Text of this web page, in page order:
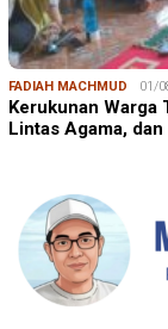
FADIAH MACHMUD 01/
Kerukunan Warga
Lintas Agama,